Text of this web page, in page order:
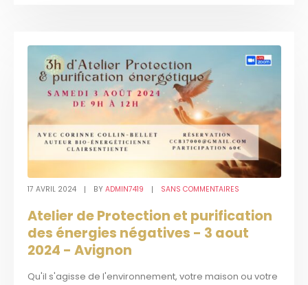
17 AVRIL 2024 BY ADMIN7419 SANS COMMENTAIRES
Atelier de Protection et purification
des énergies négatives - 3 aout
2024 - Avignon
Qu'il s'agisse de l'environnement, votre maison ou votre